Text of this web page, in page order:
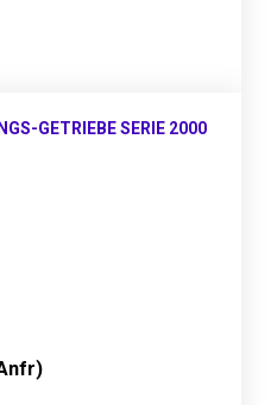
GETRIEBE SERIE 2000